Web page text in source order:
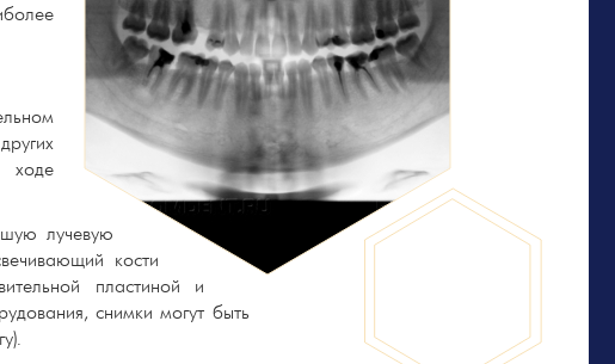
ходе
лучевую
кости
пластиной и
снимки могут быть